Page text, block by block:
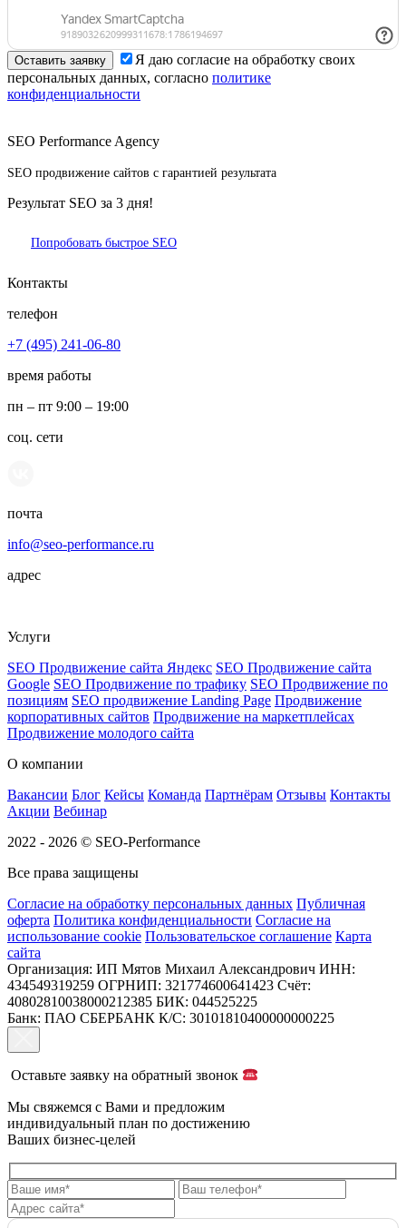
Я даю согласие на обработку своих
персональных данных, согласно политике
конфиденциальности
SEO Performance Agency
SEO продвижение сайтов с гарантией результата
Результат SEO за 3 дня!
Попробовать быстрое SEO
Контакты
телефон
+7 (495) 241-06-80
время работы
пн – пт 9:00 – 19:00
соц. сети
почта
info@seo-performance.ru
адрес
Услуги
SEO Продвижение сайта Яндекс SEO Продвижение сайта
Google SEO Продвижение по трафику SEO Продвижение по
позициям SEO продвижение Landing Page Продвижение
корпоративных сайтов Продвижение на маркетплейсах
Продвижение молодого сайта
О компании
Вакансии Блог Кейсы Команда Партнёрам Отзывы Контакты
Акции Вебинар
2022 - 2026 © SEO-Performance
Все права защищены
Согласие на обработку персональных данных Публичная
оферта Политика конфиденциальности Согласие на
использование cookie Пользовательское соглашение Карта
сайта
Организация: ИП Мятов Михаил Александрович ИНН:
434549319259 ОГРНИП: 321774600641423 Счёт:
40802810038000212385 БИК: 044525225
Банк: ПАО СБЕРБАНК К/С: 30101810400000000225
Оставьте заявку на обратный звонок
Мы свяжемся с Вами и предложим
индивидуальный план по достижению
Ваших бизнес-целей